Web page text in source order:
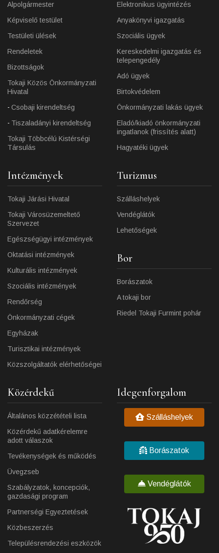
Alpolgármester
Képviselő testület
Testületi ülések
Rendeletek
Bizottságok
Tokaji Közös Önkormányzati
Hivatal
Csobaji kirendeltség
Tiszaladányi kirendeltség
Tokaji Többcélú Kistérségi
Társulás
Elektronikus ügyintézés
Anyakönyvi igazgatás
Szociális ügyek
Kereskedelmi igazgatás és
telepengedély
Adó ügyek
Birtokvédelem
Önkormányzati lakás ügyek
Eladó/kiadó önkormányzati
ingatlanok (frissítés alatt)
Hagyatéki ügyek
Intézmények
Tokaji Járási Hivatal
Tokaji Városüzemeltető
Szervezet
Egészségügyi intézmények
Oktatási intézmények
Kulturális intézmények
Szociális intézmények
Rendőrség
Önkormányzati cégek
Egyházak
Turisztikai intézmények
Közszolgáltatók elérhetőségei
Turizmus
Szálláshelyek
Vendéglátók
Lehetőségek
Bor
Borászatok
A tokaji bor
Riedel Tokaji Furmint pohár
Közérdekű
Általános közzétételi lista
Közérdekű adatkérelemre
adott válaszok
Tevékenységek és működés
Üvegzseb
Szabályzatok, koncepciók,
gazdasági program
Partnerségi Egyeztetések
Közbeszerzés
Településrendezési eszközök
Idegenforgalom
Szálláshelyek
Borászatok
Vendéglátók